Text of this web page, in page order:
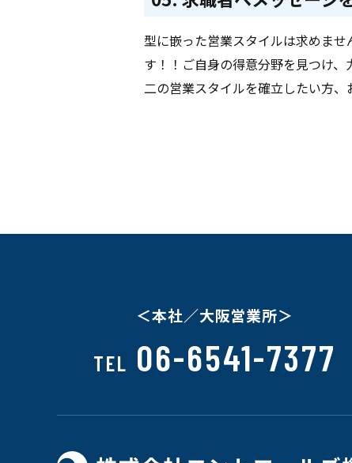
型に嵌った営業スタイルは求めま
す！！ご自身の得意分野を見つけ
二の営業スタイルを確立したい方、
＜本社／大阪営業所＞
TEL 06-6541-7377